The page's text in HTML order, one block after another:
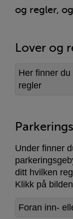
og regler,
Lover og
Her finner
regler
Under finner
ditt hvilken
Klikk på
Foran inn-